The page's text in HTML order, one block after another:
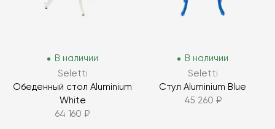
В наличии
Seletti
Обеденный стол Aluminium
White
64 160 ₽
В наличии
Seletti
Стул Aluminium Blue
45 260 ₽